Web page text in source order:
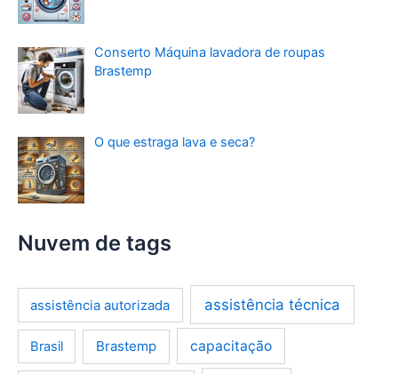
Conserto Máquina lavadora de roupas
Brastemp
O que estraga lava e seca?
Nuvem de tags
assistência autorizada assistência técnica
Brasil Brastemp capacitação